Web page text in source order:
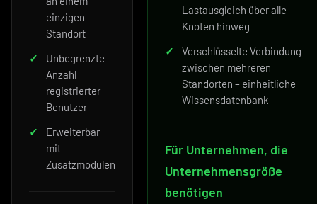
einzigen
Standort
✓
Unbegrenzte
Anzahl
registrierter
Benutzer
✓
Erweiterbar
mit
Zusatzmodulen
Lastausgleich über alle
Knoten hinweg
✓
Verschlüsselte Verbindung
zwischen mehreren
Standorten – einheitliche
Wissensdatenbank
Für Unternehmen, die
Unternehmensgröße
benötigen